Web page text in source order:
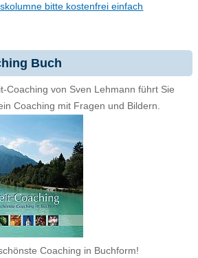
bitte kostenfrei einfach
Buch
Coaching von Sven Lehmann führt Sie
Coaching mit Fragen und Bildern.
Coaching in Buchform!